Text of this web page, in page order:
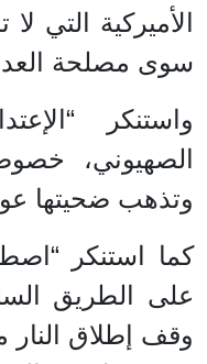
الأميركية التي
سوى مصلحة
واستنكر
الصهيوني،
وتذهب ضحيتها
كما استنكر
على الطريق
وقف إطلاق